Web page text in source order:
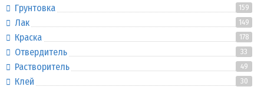
Грунтовка 159
Лак 149
Краска 178
Отвердитель 33
Растворитель 49
Клей 30